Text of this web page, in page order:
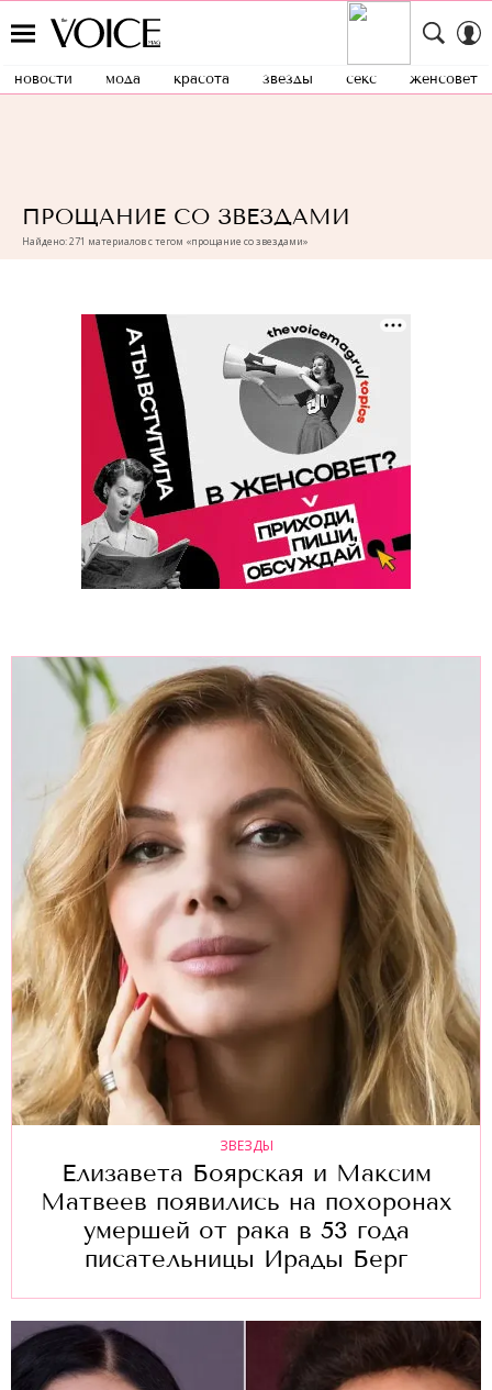
новости мода красота звезды секс женсовет
ПРОЩАНИЕ СО ЗВЕЗДАМИ
Найдено: 271 материалов с тегом «прощание со звездами»
ЗВЕЗДЫ
Елизавета Боярская и Максим
Матвеев появились на похоронах
умершей от рака в 53 года
писательницы Ирады Берг